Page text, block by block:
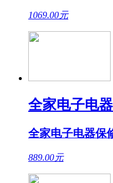
1069.00元
全家电子电
全家电子电器保
889.00元